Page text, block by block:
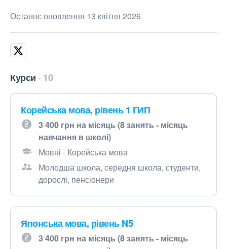
Останнє оновлення 13 квітня 2026
Курси 10
Корейська мова, рівень 1 ГИП
3 400 грн на місяць (8 занять - місяць
навчання в школі)
Мовні - Корейська мова
Молодша школа, середня школа, студенти,
дорослі, пенсіонери
Японська мова, рівень N5
3 400 грн на місяць (8 занять - місяць